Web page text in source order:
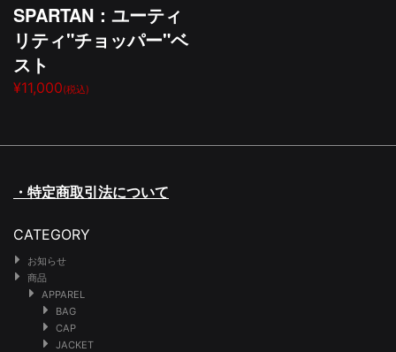
SPARTAN：ユーティ
リティ"チョッパー"ベ
スト
¥11,000(税込)
・特定商取引法について
CATEGORY
お知らせ
商品
APPAREL
BAG
CAP
JACKET